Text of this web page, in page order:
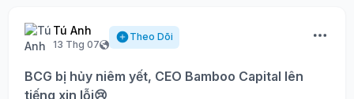
Tú Anh
13 Thg 07
Theo Dõi
BCG bị hủy niêm yết, CEO Bamboo Capital lên
tiếng xin lỗi😢